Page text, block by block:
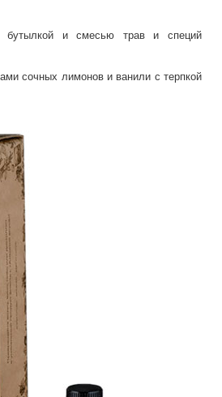
и смесью трав и специй
сочных лимонов и ванили с терпкой